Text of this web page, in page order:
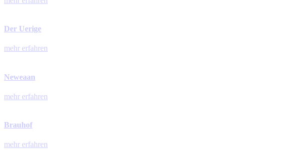
Der Uerige
mehr erfahren
Neweaan
mehr erfahren
Brauhof
mehr erfahren